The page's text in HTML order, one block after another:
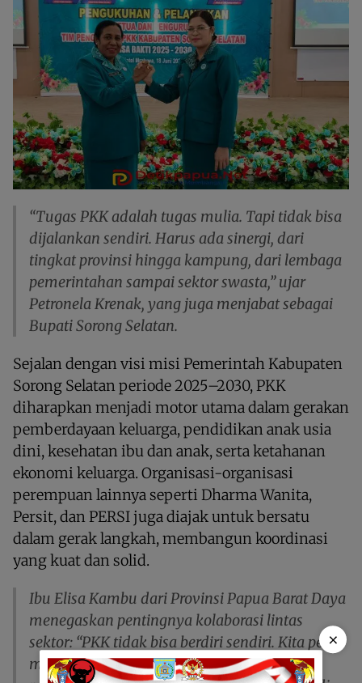
“Tugas PKK adalah tugas mulia. Tapi tidak bisa
dijalankan sendiri. Harus ada sinergi, dari
tingkat provinsi hingga kampung, dari lembaga
pemerintahan sampai sektor swasta,” ujar
Petronela Krenak, yang juga menjabat sebagai
Bupati Sorong Selatan.
Sejalan dengan visi misi Pemerintah Kabupaten
Sorong Selatan periode 2025–2030, PKK
diharapkan menjadi motor utama dalam gerakan
pemberdayaan keluarga, pendidikan anak usia
dini, kesehatan ibu dan anak, serta ketahanan
ekonomi keluarga. Organisasi-organisasi
perempuan lainnya seperti Dharma Wanita,
Persit, dan PERSI juga diajak untuk bersatu
dalam gerak langkah, membangun koordinasi
yang kuat dan solid.
Ibu Elisa Kambu dari Provinsi Papua Barat Daya
menegaskan pentingnya kolaborasi lintas
sektor: “PKK tidak bisa berdiri sendiri. Kita perlu
menjalin kemitraan dengan pemerintah,
×